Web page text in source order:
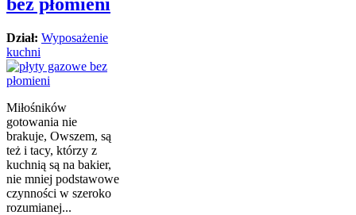
Dział: Wyposażenie
kuchni
Miłośników
gotowania nie
brakuje, Owszem, są
też i tacy, którzy z
kuchnią są na bakier,
nie mniej podstawowe
czynności w szeroko
rozumianej...